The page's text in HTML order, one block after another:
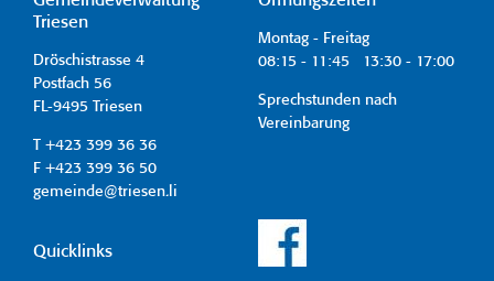
Triesen
Dröschistrasse 4
Postfach 56
FL-9495 Triesen
T +423 399 36 36
F +423 399 36 50
gemeinde@triesen.li
Montag - Freitag
08:15 - 11:45 13:30 - 17:00
Sprechstunden nach
Vereinbarung
Quicklinks